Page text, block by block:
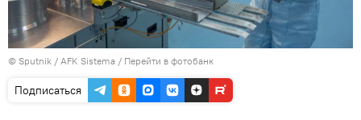
© Sputnik / AFK Sistema / Перейти в фотобанк
Подписаться